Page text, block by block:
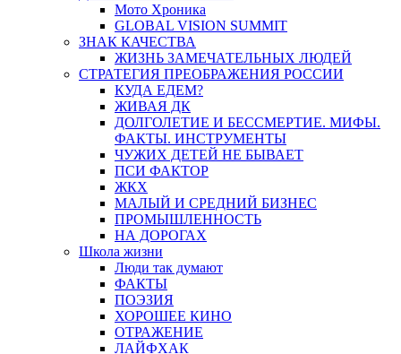
Мото Хроника
GLOBAL VISION SUMMIT
ЗНАК КАЧЕСТВА
ЖИЗНЬ ЗАМЕЧАТЕЛЬНЫХ ЛЮДЕЙ
СТРАТЕГИЯ ПРЕОБРАЖЕНИЯ РОССИИ
КУДА ЕДЕМ?
ЖИВАЯ ДК
ДОЛГОЛЕТИЕ И БЕССМЕРТИЕ. МИФЫ.
ФАКТЫ. ИНСТРУМЕНТЫ
ЧУЖИХ ДЕТЕЙ НЕ БЫВАЕТ
ПСИ ФАКТОР
ЖКХ
МАЛЫЙ И СРЕДНИЙ БИЗНЕС
ПРОМЫШЛЕННОСТЬ
НА ДОРОГАХ
Школа жизни
Люди так думают
ФАКТЫ
ПОЭЗИЯ
ХОРОШЕЕ КИНО
ОТРАЖЕНИЕ
ЛАЙФХАК